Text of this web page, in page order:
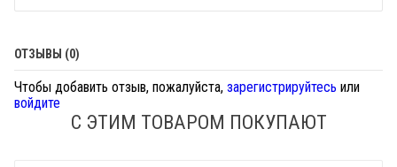
ОТЗЫВЫ (0)
Чтобы добавить отзыв, пожалуйста, зарегистрируйтесь или
войдите
С ЭТИМ ТОВАРОМ ПОКУПАЮТ